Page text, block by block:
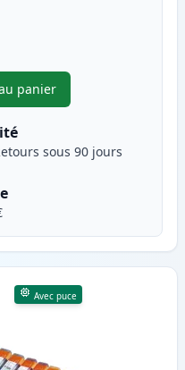
panier
,Pack de 12 Canon PGI-525
sous 90 jours
Avec puce